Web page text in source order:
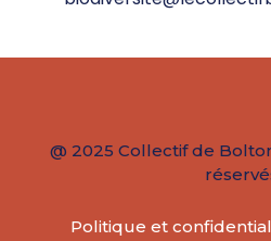
@ 2025 Collectif de
Politique et